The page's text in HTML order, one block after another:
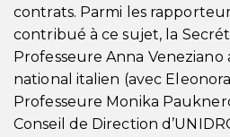
contrats. Parmi les
contribué à ce sujet, la
Professeure Anna
national italien (avec
Professeure Monika
Conseil de Direction